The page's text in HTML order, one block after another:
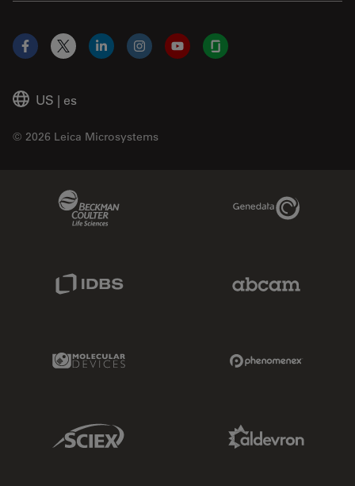
US | es
© 2026 Leica Microsystems
Facebook
X LinkedInInstagramYouTubeGlassdoor
Genedata Link
Molecular Devices Link
Sciex Link